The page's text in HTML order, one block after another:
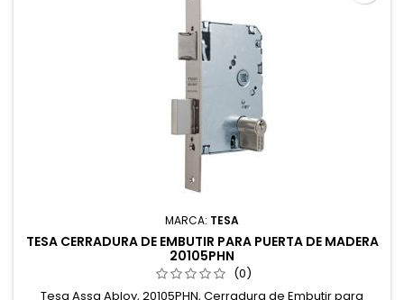
MARCA: TESA
TESA CERRADURA DE EMBUTIR PARA PUERTA DE MADERA
20105PHN
(0)
Tesa Assa Abloy, 20105PHN, Cerradura de Embutir para